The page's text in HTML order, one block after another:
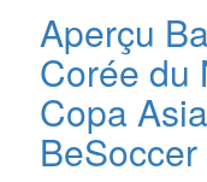
Aperçu
Corée du
Copa
BeSoccer